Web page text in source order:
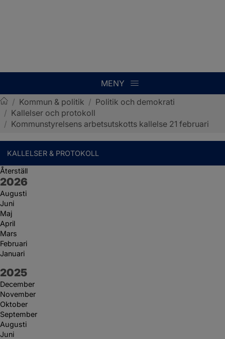
MENY
Sotenäs kommun
/ Kommun & politik / Politik och demokrati
/ Kallelser och protokoll
/ Kommunstyrelsens arbetsutskotts kallelse 21 februari
KALLELSER & PROTOKOLL
Återställ
År:
2026
Augusti
Juni
Maj
April
Mars
Februari
Januari
År:
2025
December
November
Oktober
September
Augusti
Juni